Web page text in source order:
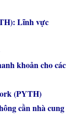
Lĩnh vực
khoản cho các
(PYTH)
cần nhà cung